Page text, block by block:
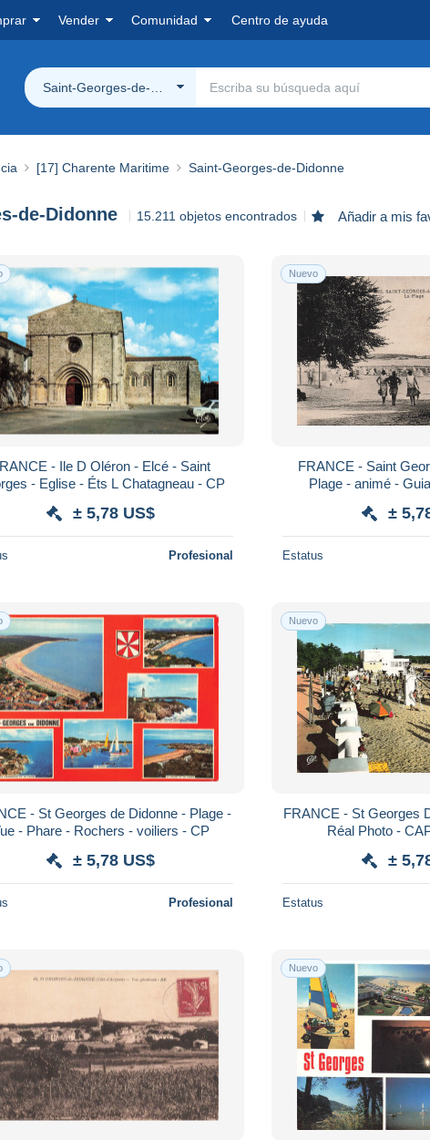
Vender Comunidad Centro de ayuda
Saint-Georges-de-Didonne
[17] Charente Maritime Saint-Georges-de-Didonne
de-Didonne 15.211 objetos encontrados Añadir a mis
- Ile D Oléron - Elcé - Saint
- Eglise - Éts L Chatagneau - CP
± 5,78 US$
Profesional
Nuevo
FRANCE - Saint
Plage - animé -
±
Estatus
- St Georges de Didonne - Plage -
- Phare - Rochers - voiliers - CP
± 5,78 US$
Profesional
Nuevo
FRANCE - St Georges
Réal Photo -
±
Estatus
Nuevo